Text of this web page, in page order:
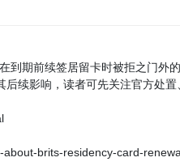
到期前续签居留卡时被拒之门外
续影响，读者可先关注官方处
brits-residency-card-